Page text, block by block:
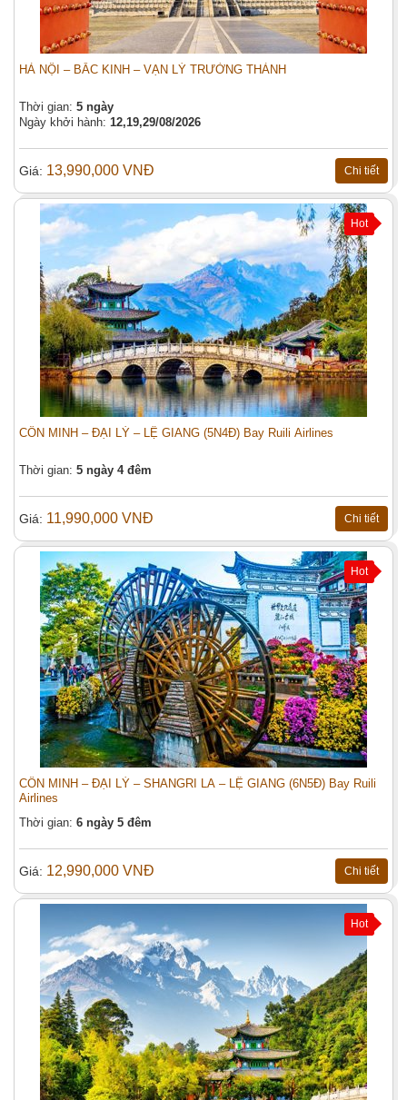
HÀ NỘI – BẮC KINH – VẠN LÝ TRƯỜNG THÀNH
Thời gian: 5 ngày
Ngày khởi hành: 12,19,29/08/2026
Giá: 13,990,000 VNĐ Chi tiết
Hot
CÔN MINH – ĐẠI LÝ – LỆ GIANG (5N4Đ) Bay Ruili Airlines
Thời gian: 5 ngày 4 đêm
Giá: 11,990,000 VNĐ Chi tiết
Hot
CÔN MINH – ĐẠI LÝ – SHANGRI LA – LỆ GIANG (6N5Đ) Bay Ruili
Airlines
Thời gian: 6 ngày 5 đêm
Giá: 12,990,000 VNĐ Chi tiết
Hot